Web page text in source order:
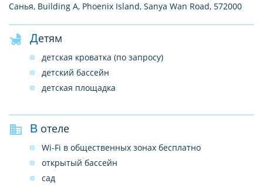
Санья, Building A, Phoenix Island, Sanya Wan Road, 572000
Детям
детская кроватка (по запросу)
детский бассейн
детская площадка
В отеле
Wi-Fi в общественных зонах бесплатно
открытый бассейн
сад